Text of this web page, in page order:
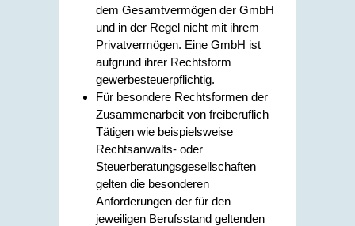
dem Gesamtvermögen der GmbH
und in der Regel nicht mit ihrem
Privatvermögen. Eine GmbH ist
aufgrund ihrer Rechtsform
gewerbesteuerpflichtig.
Für besondere Rechtsformen der
Zusammenarbeit von freiberuflich
Tätigen wie beispielsweise
Rechtsanwalts- oder
Steuerberatungsgesellschaften
gelten die besonderen
Anforderungen der für den
jeweiligen Berufsstand geltenden